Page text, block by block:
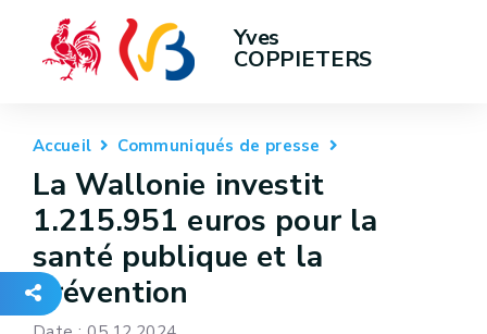
Yves
COPPIETERS
Accueil Communiqués de presse
La Wallonie investit
1.215.951 euros pour la
santé publique et la
prévention